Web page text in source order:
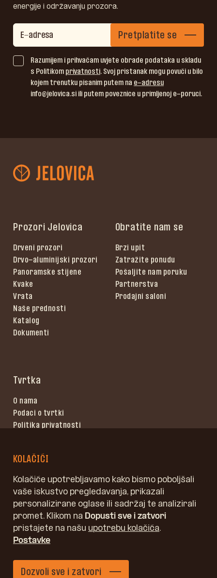
energije i održavanju prozora.
Razumijem i prihvaćam uvjete obrade podataka u skladu
s Politikom privatnosti. Svoj pristanak mogu povući u bilo
kojem trenutku pisanim putem na e-adresu
info@jelovica.si ili putem poveznice u primljenoj e-poruci.
Pretplatite se
Prozori Jelovica
Drveni prozori
Drvo-aluminijski prozori
Panoramske stijene
Kvake
Vrata
Naše prednosti
Katalog
Dokumenti
Obratite nam se
Brzi upit
Zatražite ponudu
Pošaljite nam poruku
Partnerstva
Prodajni saloni
Tvrtka
O nama
Podaci o tvrtki
Politika privatnosti
Copyright © Jelovica, d.o.o.
Kidričeva 58, 4220 Škofja Loka, Slovenija
KOLAČIĆI
Kolačiće upotrebljavamo kako bismo poboljšali
vaše iskustvo pregledavanja, prikazali
personalizirane oglase ili sadržaj te analizirali
promet. Klikom na Dopusti sve i zatvori
pristajete na našu upotrebu kolačića.
Postavke
Dozvoli sve i zatvori